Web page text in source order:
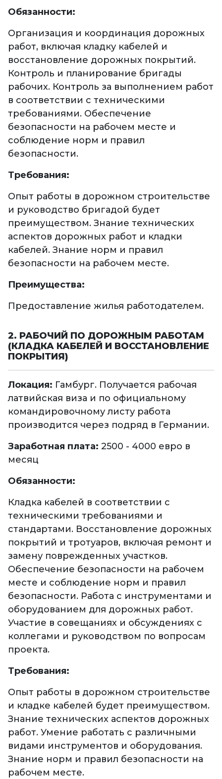
Обязанности:
Организация и координация дорожных
работ, включая кладку кабелей и
восстановление дорожных покрытий.
Контроль и планирование бригады
рабочих. Контроль за выполнением работ
в соответствии с техническими
требованиями. Обеспечение
безопасности на рабочем месте и
соблюдение норм и правил
безопасности.
Требования:
Опыт работы в дорожном строительстве
и руководство бригадой будет
преимуществом. Знание технических
аспектов дорожных работ и кладки
кабелей. Знание норм и правил
безопасности на рабочем месте.
Преимущества:
Предоставление жилья работодателем.
2. РАБОЧИЙ ПО ДОРОЖНЫМ РАБОТАМ
(КЛАДКА КАБЕЛЕЙ И ВОССТАНОВЛЕНИЕ
ПОКРЫТИЯ)
Локация: Гамбург. Получается рабочая
латвийская виза и по официальному
командировочному листу работа
производится через подряд в Германии.
Заработная плата: 2500 - 4000 евро в
месяц
Обязанности:
Кладка кабелей в соответствии с
техническими требованиями и
стандартами. Восстановление дорожных
покрытий и тротуаров, включая ремонт и
замену поврежденных участков.
Обеспечение безопасности на рабочем
месте и соблюдение норм и правил
безопасности. Работа с инструментами и
оборудованием для дорожных работ.
Участие в совещаниях и обсуждениях с
коллегами и руководством по вопросам
проекта.
Требования:
Опыт работы в дорожном строительстве
и кладке кабелей будет преимуществом.
Знание технических аспектов дорожных
работ. Умение работать с различными
видами инструментов и оборудования.
Знание норм и правил безопасности на
рабочем месте.